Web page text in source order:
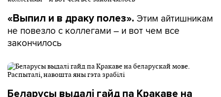
«Выпил и в драку полез». Этим айтишникам
не повезло с коллегами – и вот чем все
закончилось
Беларусы выдалі гайд па Кракаве на